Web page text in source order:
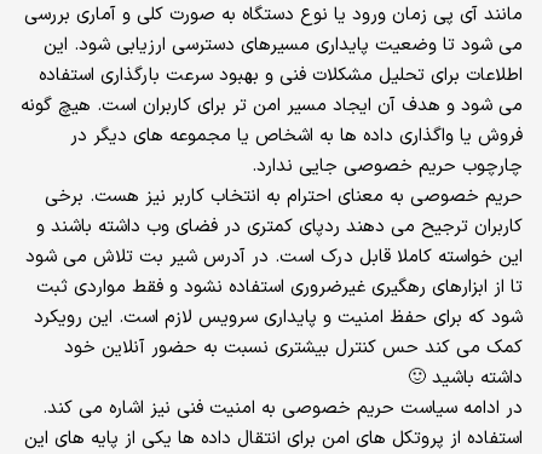
مانند آی پی زمان ورود یا نوع دستگاه به صورت کلی و آماری بررسی
می شود تا وضعیت پایداری مسیرهای دسترسی ارزیابی شود. این
اطلاعات برای تحلیل مشکلات فنی و بهبود سرعت بارگذاری استفاده
می شود و هدف آن ایجاد مسیر امن تر برای کاربران است. هیچ گونه
فروش یا واگذاری داده ها به اشخاص یا مجموعه های دیگر در
چارچوب حریم خصوصی جایی ندارد.
حریم خصوصی به معنای احترام به انتخاب کاربر نیز هست. برخی
کاربران ترجیح می دهند ردپای کمتری در فضای وب داشته باشند و
این خواسته کاملا قابل درک است. در آدرس شیر بت تلاش می شود
تا از ابزارهای رهگیری غیرضروری استفاده نشود و فقط مواردی ثبت
شود که برای حفظ امنیت و پایداری سرویس لازم است. این رویکرد
کمک می کند حس کنترل بیشتری نسبت به حضور آنلاین خود
داشته باشید 🙂
در ادامه سیاست حریم خصوصی به امنیت فنی نیز اشاره می کند.
استفاده از پروتکل های امن برای انتقال داده ها یکی از پایه های این